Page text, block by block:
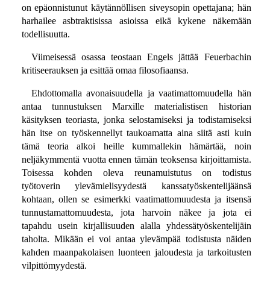
on epäonnistunut käytännöllisen siveysopin opettajana; hän
harhailee asbtraktisissa asioissa eikä kykene näkemään
todellisuutta.
Viimeisessä osassa teostaan Engels jättää Feuerbachin
kritiseerauksen ja esittää omaa filosofiaansa.
Ehdottomalla avonaisuudella ja vaatimattomuudella hän
antaa tunnustuksen Marxille materialistisen historian
käsityksen teoriasta, jonka selostamiseksi ja todistamiseksi
hän itse on työskennellyt taukoamatta aina siitä asti kuin
tämä teoria alkoi heille kummallekin hämärtää, noin
neljäkymmentä vuotta ennen tämän teoksensa kirjoittamista.
Toisessa kohden oleva reunamuistutus on todistus
työtoverin ylevämielisyydestä kanssatyöskentelijäänsä
kohtaan, ollen se esimerkki vaatimattomuudesta ja itsensä
tunnustamattomuudesta, jota harvoin näkee ja jota ei
tapahdu usein kirjallisuuden alalla yhdessätyöskentelijäin
taholta. Mikään ei voi antaa ylevämpää todistusta näiden
kahden maanpakolaisen luonteen jaloudesta ja tarkoitusten
vilpittömyydestä.